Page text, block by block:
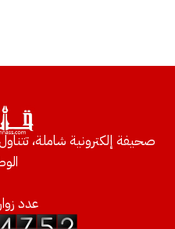
صحيفة إلكترونية شاملة، تتناول
عدد